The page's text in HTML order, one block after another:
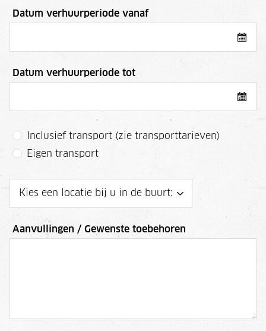
Datum verhuurperiode vanaf
Datum verhuurperiode tot
Inclusief transport (zie transporttarieven)
Eigen transport
Aanvullingen / Gewenste toebehoren